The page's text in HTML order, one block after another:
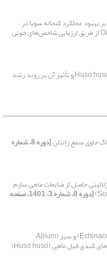
بررسی تأثیر افزودن Lactobacillus plantarum بر بهبود عملکرد کنجاله سویا در
جیره قزل‌آلای رنگین‌کمان Oncorhynchus mykiss از طریق ارزیابی شاخص‌های خونی
حاوی صمغ زانتان [دوره 8، شماره
حاصل از ضایعات ماهی سارم
[دوره 8، شماره 3، 1401، صفحه
اثرات عصاره های پودری سرخارگل (Echinacea purpurea) و سیر (Allium
sativum) بر شاخص های رشد، بازماندگی و آنزیم های کبدی فیل ماهی (Huso huso)